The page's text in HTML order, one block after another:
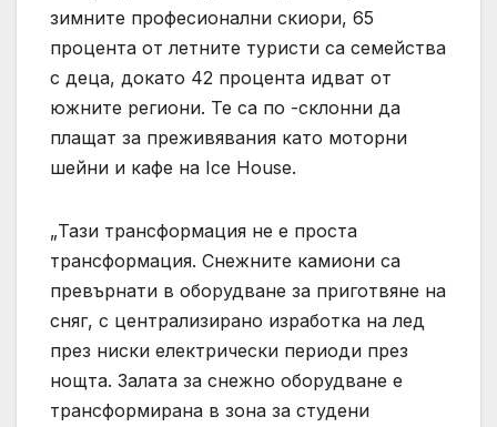
зимните професионални скиори, 65
процента от летните туристи са семейства
с деца, докато 42 процента идват от
южните региони. Те са по -склонни да
плащат за преживявания като моторни
шейни и кафе на Ice House.
„Тази трансформация не е проста
трансформация. Снежните камиони са
превърнати в оборудване за приготвяне на
сняг, с централизирано изработка на лед
през ниски електрически периоди през
нощта. Залата за снежно оборудване е
трансформирана в зона за студени